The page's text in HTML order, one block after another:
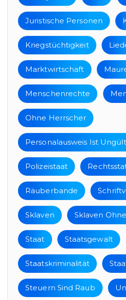
Juristische Personen
Kriegstüchtigkeit
Marktwirtschaft
Menschenrechte
Ohne Herrscher
Personalausweis Ist
Polizeistaat
Räuberbande
Sklaven Sklaven
Staat Staatsgewalt
Staatskriminalität
Steuern Sind Raub